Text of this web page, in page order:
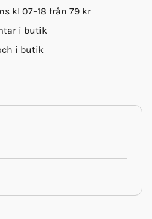
kl 07–18 från 79 kr
i butik
i butik